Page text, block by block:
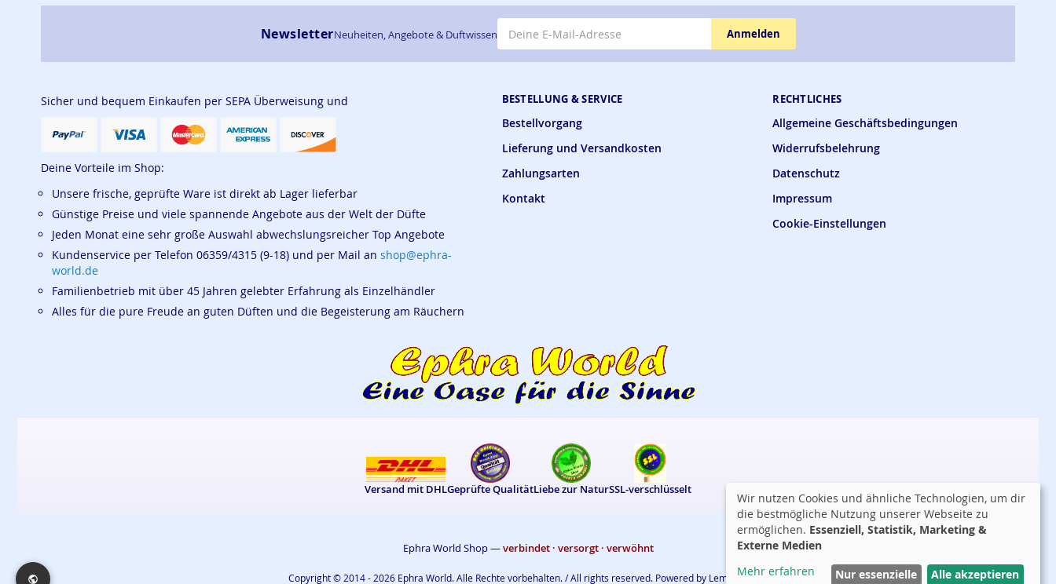
BESTELLUNG & SERVICE
Bestellvorgang
Lieferung und Versandkosten
Zahlungsarten
Kontakt
RECHTLICHES
Allgemeine Geschäftsbedingungen
Widerrufsbelehrung
Datenschutz
Impressum
Cookie-Einstellungen
NewsletterNeuheiten, Angebote & Duftwissen Anmelden
Sicher und bequem Einkaufen per SEPA Überweisung und
Deine Vorteile im Shop:
Unsere frische, geprüfte Ware ist direkt ab Lager lieferbar
Günstige Preise und viele spannende Angebote aus der Welt der Düfte
Jeden Monat eine sehr große Auswahl abwechslungsreicher Top Angebote
Kundenservice per Telefon 06359/4315 (9-18) und per Mail an shop@ephra-
world.de
Familienbetrieb mit über 45 Jahren gelebter Erfahrung als Einzelhändler
Alles für die pure Freude an guten Düften und die Begeisterung am Räuchern
Versand mit DHLGeprüfte QualitätLiebe zur NaturSSL-verschlüsselt
Ephra World Shop —verbindet · versorgt · verwöhnt
Copyright © 2014 - 2026 Ephra World. Alle Rechte vorbehalten. / All rights reserved. Powered by Lemmy Tauer
Wir nutzen Cookies und ähnliche Technologien, um dir
die bestmögliche Nutzung unserer Webseite zu
ermöglichen. Essenziell, Statistik, Marketing &
Externe Medien
Mehr erfahren
Nur essenzielle Alle akzeptieren